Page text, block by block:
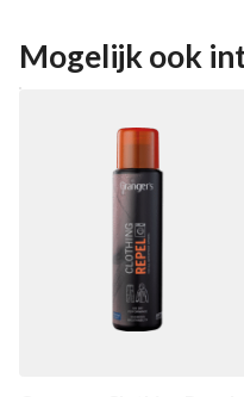
Mogelijk ook